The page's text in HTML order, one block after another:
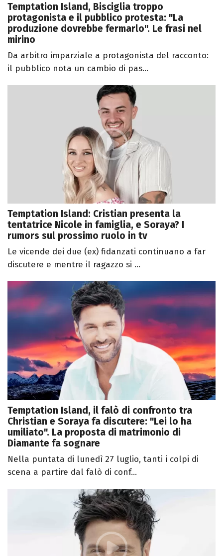
Temptation Island, Bisciglia troppo
protagonista e il pubblico protesta: "La
produzione dovrebbe fermarlo". Le frasi nel
mirino
Da arbitro imparziale a protagonista del racconto:
il pubblico nota un cambio di pas...
Temptation Island: Cristian presenta la
tentatrice Nicole in famiglia, e Soraya? I
rumors sul prossimo ruolo in tv
Le vicende dei due (ex) fidanzati continuano a far
discutere e mentre il ragazzo si ...
Temptation Island, il falò di confronto tra
Christian e Soraya fa discutere: "Lei lo ha
umiliato". La proposta di matrimonio di
Diamante fa sognare
Nella puntata di lunedì 27 luglio, tanti i colpi di
scena a partire dal falò di conf...